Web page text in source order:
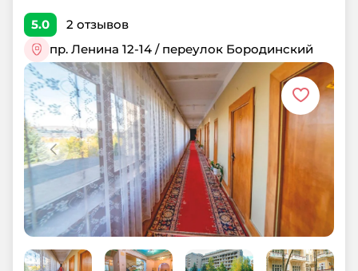
5.0 2 отзывов
пр. Ленина 12-14 / переулок Бородинский